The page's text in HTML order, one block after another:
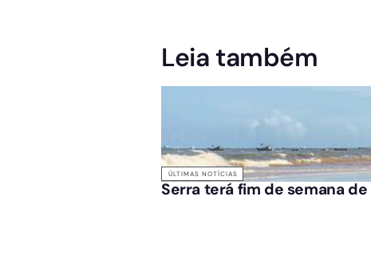
Leia também
ÚLTIMAS NOTÍCIAS
Serra terá fim de semana